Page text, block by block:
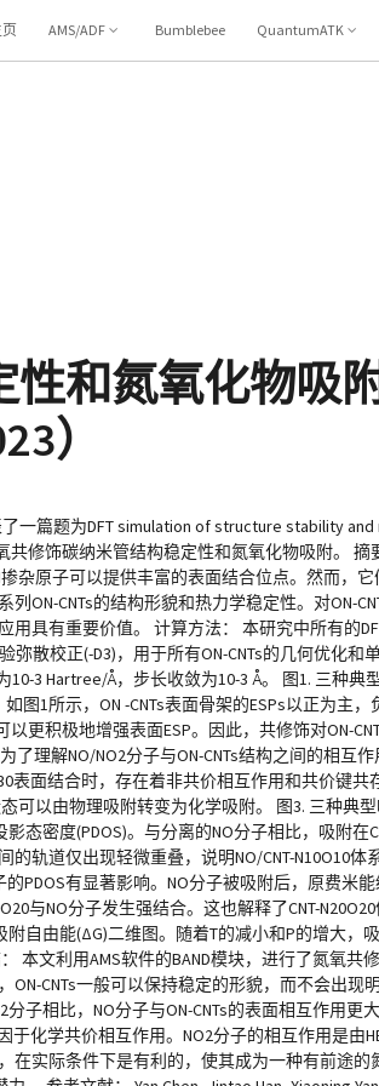
页 AMS/ADF Bumblebee QuantumATK
和氮氧化物吸
）
篇题为DFT simulation of structure stability
修饰碳纳米管结构稳定性和氮氧化物吸附。
杂原子可以提供丰富的表面结合位点。然而，
CNTs的结构形貌和热力学稳定性。对ON-
具有重要价值。 计算方法： 本研究中所有的
散校正(-D3)，用于所有ON-CNTs的几何优化
3 Hartree/Å，步长收敛为10-3 Å。 图1. 三种典
1所示，ON -CNTs表面骨架的ESPs以正为主，
更积极地增强表面ESP。因此，共修饰对ON-
了理解NO/NO2分子与ON-CNTs结构之间的相互
表面结合时，存在着非共价相互作用和共价键共
可以由物理吸附转变为化学吸附。 图3. 三种典
态密度(PDOS)。与分离的NO分子相比，吸附在
的轨道仅出现轻微重叠，说明NO/CNT-N10O10
PDOS有显著影响。NO分子被吸附后，原费米
与NO分子发生强结合。这也解释了CNT-
自由能(ΔG)二维图。随着T的减小和P的增大，
文利用AMS软件的BAND模块，进行了氮氧共
CNTs一般可以保持稳定的形貌，而不会出
相比，NO分子与ON-CNTs的表面相互作用更
化学共价相互作用。NO2分子的相互作用是由
实际条件下是有利的，使其成为一种有前途